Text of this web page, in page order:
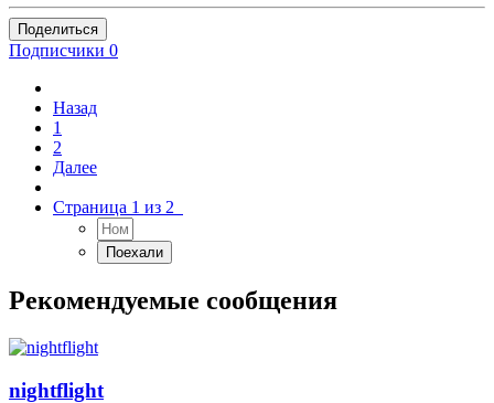
Поделиться
Подписчики 0
Назад
1
2
Далее
Страница 1 из 2
Рекомендуемые сообщения
nightflight